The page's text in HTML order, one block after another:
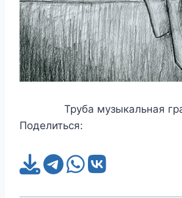
Труба музыкальная
Поделиться: